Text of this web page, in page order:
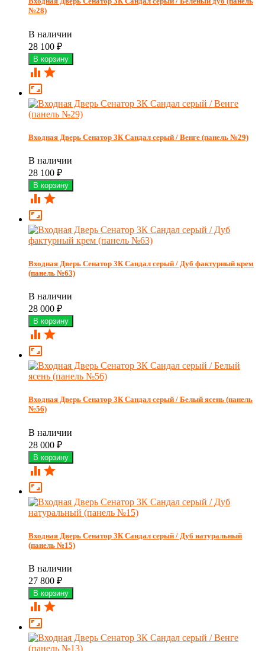
№28)
В наличии
28 100 ₽
 

Входная Дверь Сенатор 3К Сандал серый / Венге (панель №29)
В наличии
28 100 ₽
 

Входная Дверь Сенатор 3К Сандал серый / Дуб фактурный крем
(панель №63)
В наличии
28 000 ₽
 

Входная Дверь Сенатор 3К Сандал серый / Белый ясень (панель
№56)
В наличии
28 000 ₽
 

Входная Дверь Сенатор 3К Сандал серый / Дуб натуральный
(панель №15)
В наличии
27 800 ₽
 
